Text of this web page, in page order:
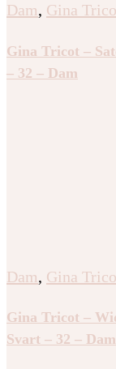
Dam, Gina
Gina Tricot –
– 32 – Dam
Dam, Gina
Gina Tricot –
Svart – 32 – Dam